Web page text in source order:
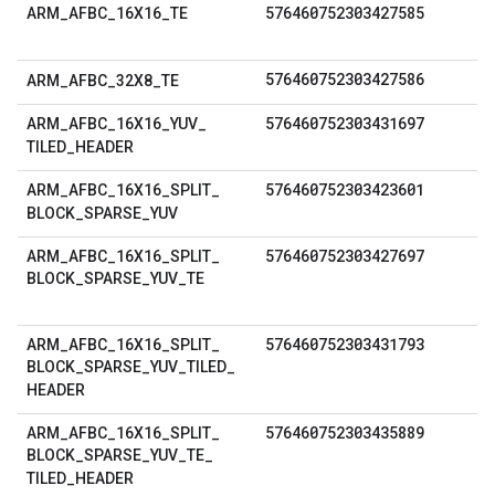
ARM AFBC 16X16 TE 576460752303427585
ARM AFBC 32X8 TE 576460752303427586
ARM AFBC 16X16 _YUV
TILED HEADER
576460752303431697
ARM AFBC 16X16 SPLIT
BLOCK SPARSE _YUV
576460752303423601
ARM AFBC 16X16 SPLIT
BLOCK SPARSE _YUV TE
576460752303427697
ARM AFBC 16X16 SPLIT
BLOCK SPARSE _YUV TILED
HEADER
576460752303431793
ARM AFBC 16X16 SPLIT
BLOCK SPARSE _YUV TE
TILED HEADER
576460752303435889